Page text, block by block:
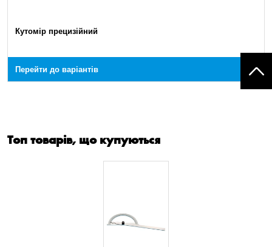
Кутомір прецизійний
Перейти до варіантів
Топ товарів, що купуються